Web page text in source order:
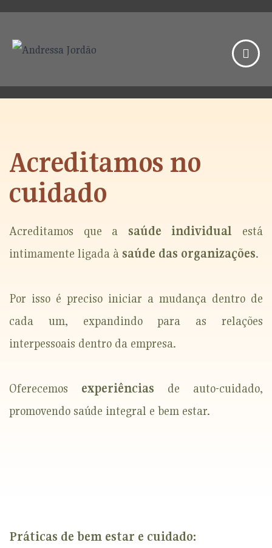
Acreditamos no
cuidado
Acreditamos que a saúde individual está
intimamente ligada à saúde das organizações.
Por isso é preciso iniciar a mudança dentro de
cada um, expandindo para as relações
interpessoais dentro da empresa.
Oferecemos experiências de auto-cuidado,
promovendo saúde integral e bem estar.
Práticas de bem estar e cuidado: